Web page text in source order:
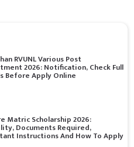
RVUNL Various Post
2026: Notification, Check Full
Before Apply Online
Matric Scholarship 2026:
Documents Required,
Instructions And How To Apply